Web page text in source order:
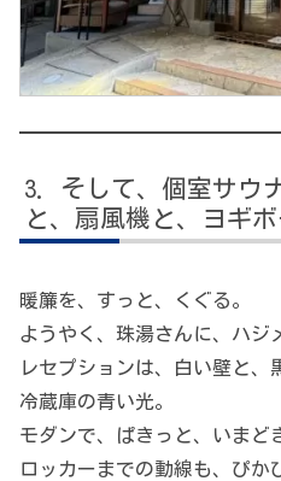
そして、個室サウ
と、扇風機と、ヨギボ
暖簾を、すっと、くぐる。
ようやく、珠湯さんに、ハジ
レセプションは、白い壁と
冷蔵庫の青い光。
モダンで、ぱきっと、いまど
ロッカーまでの動線も、ぴか